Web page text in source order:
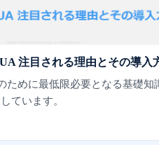
注目される理由とその導入
ために最低限必要となる基礎知
ています。